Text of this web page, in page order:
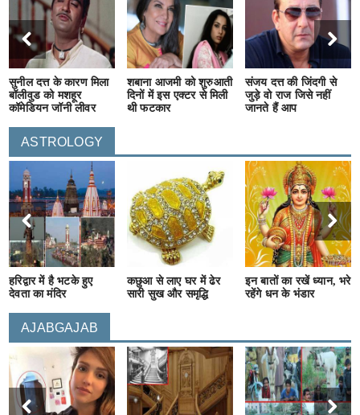
सुनील दत्त के कारण मिला
बॉलीवुड को मशहूर
कॉमेडियन जॉनी लीवर
शबाना आजमी को शुरुआती
दिनों में इस एक्टर से मिली
थी फटकार
संजय दत्त की जिंदगी से
जुड़े वो राज जिसे नहीं
जानते हैं आप
ASTROLOGY
हरिद्वार में है भटके हुए
देवता का मंदिर
कछुआ से लाए घर में ढेर
सारी सुख और समृद्धि
इन बातों का रखें ध्यान, भरे
रहेंगे धन के भंडार
AJABGAJAB